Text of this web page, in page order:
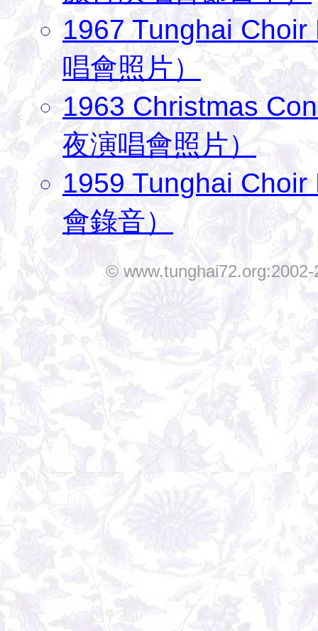
1967 Tunghai
唱會照片）
1963 Christmas
夜演唱會照片）
1959 Tunghai
會錄音）
© www.tunghai72.org:2002-